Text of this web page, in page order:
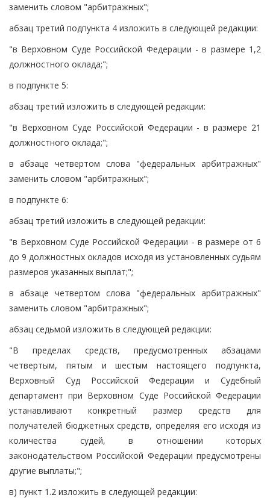
заменить словом "арбитражных";
абзац третий подпункта 4 изложить в следующей редакции:
"в Верховном Суде Российской Федерации - в размере 1,2
должностного оклада;";
в подпункте 5:
абзац третий изложить в следующей редакции:
"в Верховном Суде Российской Федерации - в размере 21
должностного оклада;";
в абзаце четвертом слова "федеральных арбитражных"
заменить словом "арбитражных";
в подпункте 6:
абзац третий изложить в следующей редакции:
"в Верховном Суде Российской Федерации - в размере от 6
до 9 должностных окладов исходя из установленных судьям
размеров указанных выплат;";
в абзаце четвертом слова "федеральных арбитражных"
заменить словом "арбитражных";
абзац седьмой изложить в следующей редакции:
"В пределах средств, предусмотренных абзацами
четвертым, пятым и шестым настоящего подпункта,
Верховный Суд Российской Федерации и Судебный
департамент при Верховном Суде Российской Федерации
устанавливают конкретный размер средств для
получателей бюджетных средств, определяя его исходя из
количества судей, в отношении которых
законодательством Российской Федерации предусмотрены
другие выплаты;";
в) пункт 1.2 изложить в следующей редакции: